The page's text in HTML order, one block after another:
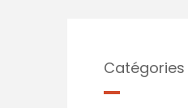
Catégories